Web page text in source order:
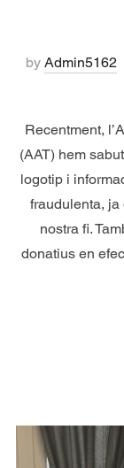
by Admin5162
Recentment,
(AAT) hem
logotip i
fraudulenta,
nostra fi.
donatius en